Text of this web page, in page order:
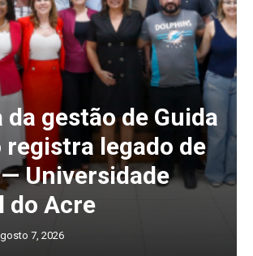
da gestão de Guida
legado de
Universidade
do Acre
7, 2026